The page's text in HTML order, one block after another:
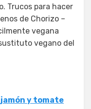
Trucos para hacer
de Chorizo –
vegana
vegano del
y tomate